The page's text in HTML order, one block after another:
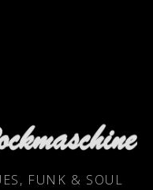
FUNK & SOUL